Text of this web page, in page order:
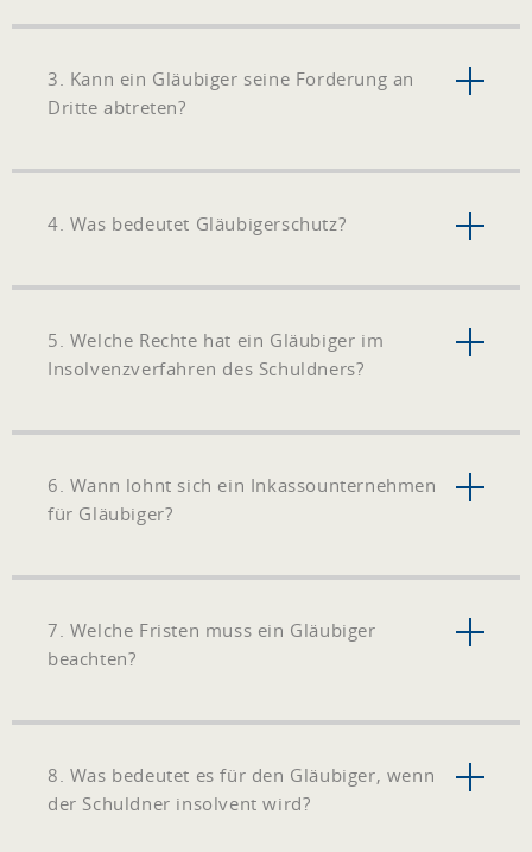
3. Kann ein Gläubiger seine Forderung an
Dritte abtreten?
4. Was bedeutet Gläubigerschutz?
5. Welche Rechte hat ein Gläubiger im
Insolvenzverfahren des Schuldners?
6. Wann lohnt sich ein Inkassounternehmen
für Gläubiger?
7. Welche Fristen muss ein Gläubiger
beachten?
8. Was bedeutet es für den Gläubiger, wenn
der Schuldner insolvent wird?